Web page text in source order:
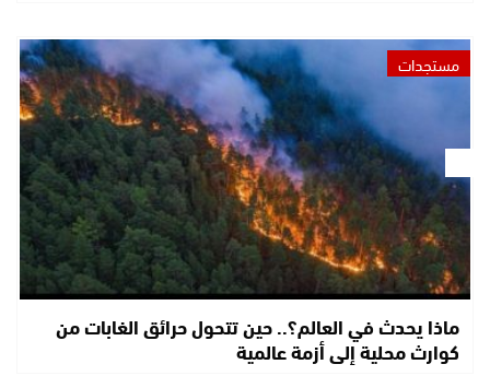
مستجدات
ماذا يحدث في العالم؟.. حين تتحول حرائق الغابات من
كوارث محلية إلى أزمة عالمية